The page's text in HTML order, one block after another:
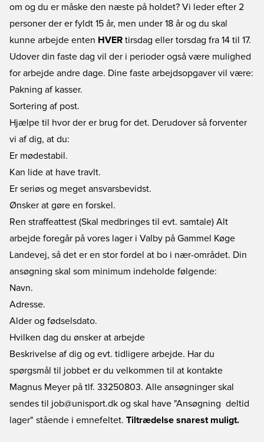
om og du er måske den næste på holdet? Vi leder efter 2
personer der er fyldt 15 år, men under 18 år og du skal
kunne arbejde enten HVER tirsdag eller torsdag fra 14 til 17.
Udover din faste dag vil der i perioder også være mulighed
for arbejde andre dage. Dine faste arbejdsopgaver vil være:
Pakning af kasser.
Sortering af post.
Hjælpe til hvor der er brug for det. Derudover så forventer
vi af dig, at du:
Er mødestabil.
Kan lide at have travlt.
Er seriøs og meget ansvarsbevidst.
Ønsker at gøre en forskel.
Ren straffeattest (Skal medbringes til evt. samtale) Alt
arbejde foregår på vores lager i Valby på Gammel Køge
Landevej, så det er en stor fordel at bo i nær-området. Din
ansøgning skal som minimum indeholde følgende:
Navn.
Adresse.
Alder og fødselsdato.
Hvilken dag du ønsker at arbejde
Beskrivelse af dig og evt. tidligere arbejde. Har du
spørgsmål til jobbet er du velkommen til at kontakte
Magnus Meyer på tlf. 33250803. Alle ansøgninger skal
sendes til job@unisport.dk og skal have "Ansøgning  deltid
lager" stående i emnefeltet. Tiltrædelse snarest muligt.